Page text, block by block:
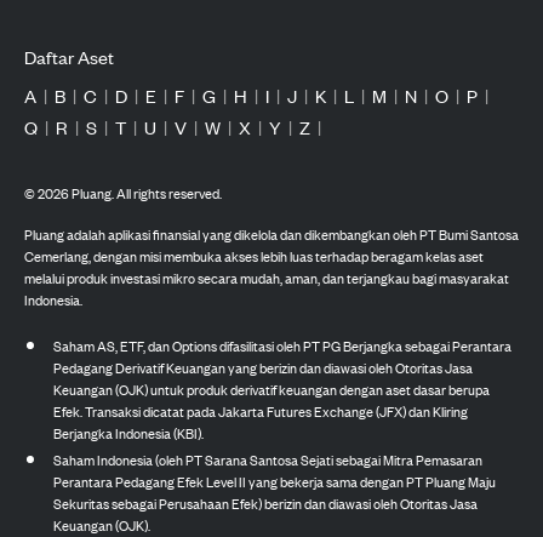
Daftar Aset
A | B | C | D | E | F | G | H | I | J | K | L | M | N | O | P |
Q | R | S | T | U | V | W | X | Y | Z |
©2026Pluang. All rights reserved.
Pluang adalah aplikasi finansial yang dikelola dan dikembangkan oleh PT Bumi Santosa
Cemerlang, dengan misi membuka akses lebih luas terhadap beragam kelas aset
melalui produk investasi mikro secara mudah, aman, dan terjangkau bagi masyarakat
Indonesia.
Saham AS, ETF, dan Options difasilitasi oleh PT PG Berjangka sebagai Perantara
Pedagang Derivatif Keuangan yang berizin dan diawasi oleh Otoritas Jasa
Keuangan (OJK) untuk produk derivatif keuangan dengan aset dasar berupa
Efek. Transaksi dicatat pada Jakarta Futures Exchange (JFX) dan Kliring
Berjangka Indonesia (KBI).
Saham Indonesia (oleh PT Sarana Santosa Sejati sebagai Mitra Pemasaran
Perantara Pedagang Efek Level II yang bekerja sama dengan PT Pluang Maju
Sekuritas sebagai Perusahaan Efek) berizin dan diawasi oleh Otoritas Jasa
Keuangan (OJK).